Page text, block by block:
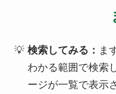
検索してみる： ま
わかる範囲で検索
ージが一覧で表示